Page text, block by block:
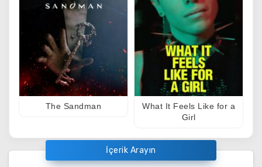
The Sandman
What It Feels Like for a
Girl
İçerik Arayın